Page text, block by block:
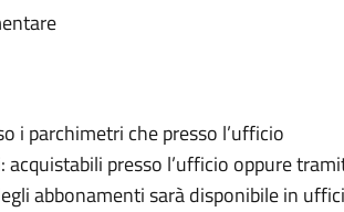
i parchimetri che presso l’ufficio
presso l’ufficio oppure
abbonamenti sarà disponibile in